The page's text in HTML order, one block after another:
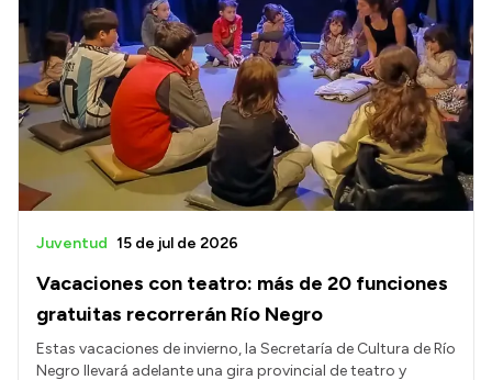
Vacaciones con teatro: más de 20 funciones
gratuitas recorrerán Río Negro
Juventud 15 de jul de 2026
Estas vacaciones de invierno, la Secretaría de Cultura de Río
Negro llevará adelante una gira provincial de teatro y